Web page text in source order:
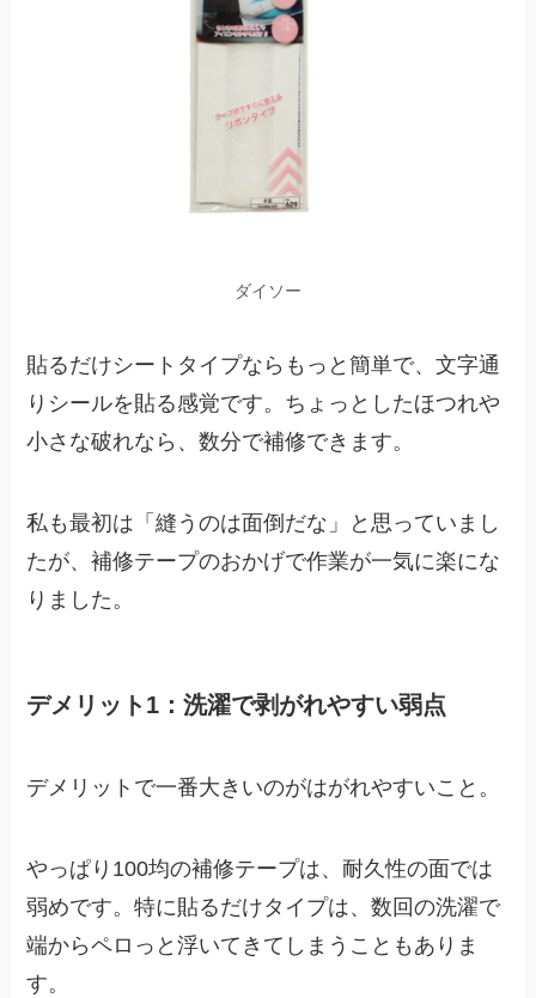
ダイソー
貼るだけシートタイプならもっと簡単で、文字通
りシールを貼る感覚です。ちょっとしたほつれや
小さな破れなら、数分で補修できます。
私も最初は「縫うのは面倒だな」と思っていまし
たが、補修テープのおかげで作業が一気に楽にな
りました。
デメリット1：洗濯で剥がれやすい弱点
デメリットで一番大きいのがはがれやすいこと。
やっぱり100均の補修テープは、耐久性の面では
弱めです。特に貼るだけタイプは、数回の洗濯で
端からペロっと浮いてきてしまうこともありま
す。